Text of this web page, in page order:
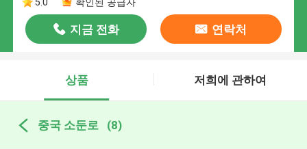
지금 전화 연락처
상품 저희에 관하여
중국 소둔로 (8)